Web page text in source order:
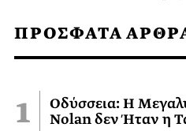
ΠΡΟΣΦΑΤΑ
Οδύσσεια: Η
Nolan δεν Ήταν η